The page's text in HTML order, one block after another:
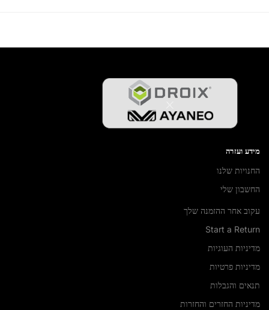
מידע ועזרה
החנויות שלנו
החשבון שלי
עקוב אחר ההזמנה שלך
Start a Return
מדיניות העוגיות
מדיניות פרטיות
תנאים והגבלות
מדיניות החזרים והחזרות